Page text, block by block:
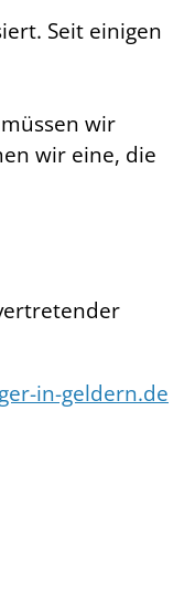
Seit einigen
wir
wir eine, die
in-geldern.de